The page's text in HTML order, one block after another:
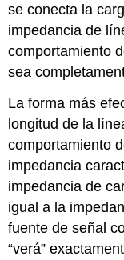
se conecta la
impedancia de
comportamiento
sea
La forma más
longitud de la
comportamiento
impedancia
impedancia de
igual a la
fuente de señal
“verá”